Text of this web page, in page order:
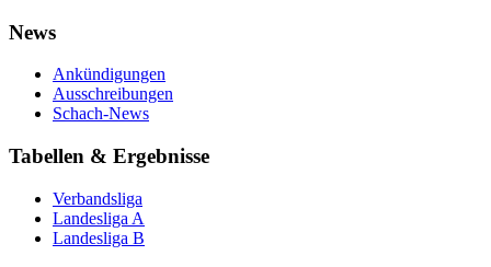
News
Ankündigungen
Ausschreibungen
Schach-News
Tabellen & Ergebnisse
Verbandsliga
Landesliga A
Landesliga B